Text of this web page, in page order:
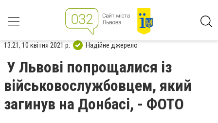
13:21, 10 квітня 2021 р. Надійне джерело
У Львові попрощалися із
військовослужбовцем, який
загинув на Донбасі, - ФОТО